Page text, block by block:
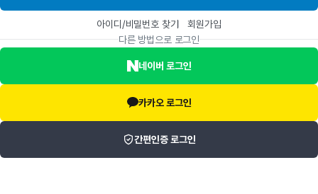
아이디/비밀번호 찾기
회원가입
다른 방법으로 로그인
네이버 로그인
카카오 로그인
간편인증 로그인